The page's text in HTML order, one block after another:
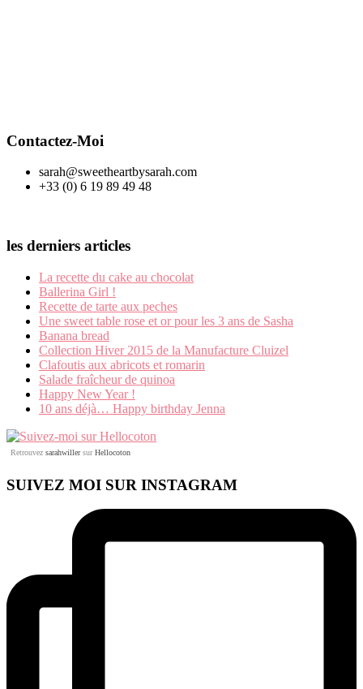
Contactez-Moi
sarah@sweetheartbysarah.com
+33 (0) 6 19 89 49 48
les derniers articles
La recette du cake au chocolat
Ballerina Girl !
Recette de tarte aux peches
Une sweet table rose et or pour les 3 ans de Sasha
Banana bread
Collection Hiver 2015 de la Manufacture Cluizel
Clafoutis aux abricots et romarin
Salade fraîcheur de quinoa
Happy New Year !
10 ans déjà… Happy birthday Jenna
Retrouvez sarahwillersurHellocoton
SUIVEZ MOI SUR INSTAGRAM